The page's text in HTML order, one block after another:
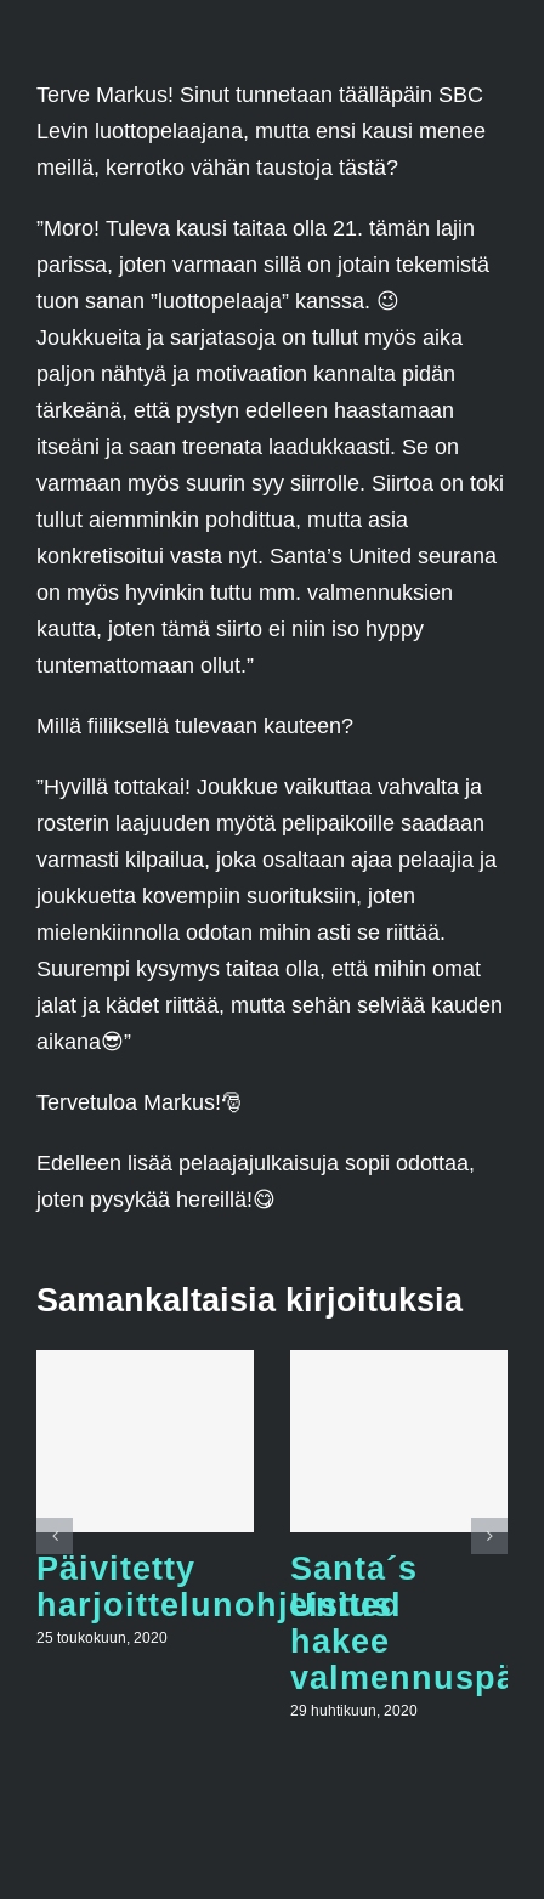
Terve Markus! Sinut tunnetaan täälläpäin SBC
Levin luottopelaajana, mutta ensi kausi menee
meillä, kerrotko vähän taustoja tästä?
”Moro! Tuleva kausi taitaa olla 21. tämän lajin
parissa, joten varmaan sillä on jotain tekemistä
tuon sanan ”luottopelaaja” kanssa. 😉
Joukkueita ja sarjatasoja on tullut myös aika
paljon nähtyä ja motivaation kannalta pidän
tärkeänä, että pystyn edelleen haastamaan
itseäni ja saan treenata laadukkaasti. Se on
varmaan myös suurin syy siirrolle. Siirtoa on toki
tullut aiemminkin pohdittua, mutta asia
konkretisoitui vasta nyt. Santa’s United seurana
on myös hyvinkin tuttu mm. valmennuksien
kautta, joten tämä siirto ei niin iso hyppy
tuntemattomaan ollut.”
Millä fiiliksellä tulevaan kauteen?
”Hyvillä tottakai! Joukkue vaikuttaa vahvalta ja
rosterin laajuuden myötä pelipaikoille saadaan
varmasti kilpailua, joka osaltaan ajaa pelaajia ja
joukkuetta kovempiin suorituksiin, joten
mielenkiinnolla odotan mihin asti se riittää.
Suurempi kysymys taitaa olla, että mihin omat
jalat ja kädet riittää, mutta sehän selviää kauden
aikana😎”
Tervetuloa Markus!🎅
Edelleen lisää pelaajajulkaisuja sopii odottaa,
joten pysykää hereillä!😋
Samankaltaisia kirjoituksia
Päivitetty
harjoittelunohjeistus
25 toukokuun, 2020
Santa´s
United
hakee
29 huhtikuun, 2020